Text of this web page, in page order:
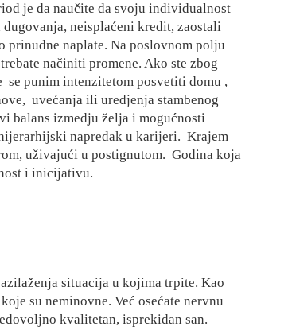
je da naučite da svoju individualnost
neisplaćeni kredit, zaostali
prinudne naplate. Na poslovnom polju
načiniti promene. Ako ste zbog
se punim intenzitetom posvetiti domu ,
uvećanja ili uredjenja stambenog
balans izmedju želja i mogućnosti
napredak u karijeri. Krajem
uživajući u postignutom. Godina koja
i inicijativu.
situacija u kojima trpite. Kao
su neminovne. Već osećate nervnu
kvalitetan, isprekidan san.